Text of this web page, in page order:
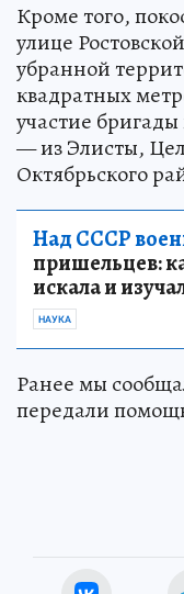
Кроме того,
улице
убранной
квадратных
участие
— из Элисты,
Октябрьского
Над СССР
пришельцев:
искала и
НАУКА
Ранее мы
передали